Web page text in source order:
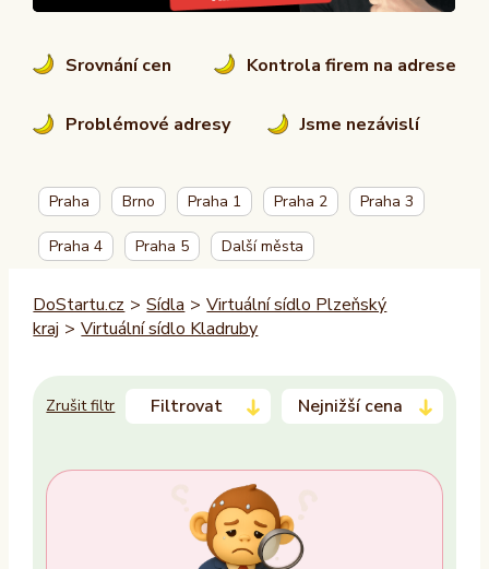
Srovnání cen Kontrola firem na adrese
Problémové adresy Jsme nezávislí
Praha Brno Praha 1 Praha 2 Praha 3
Praha 4 Praha 5 Další města
DoStartu.cz > Sídla > Virtuální sídlo Plzeňský
kraj > Virtuální sídlo Kladruby
Zrušit filtr Filtrovat Nejnižší cena
Trvalý pobyt